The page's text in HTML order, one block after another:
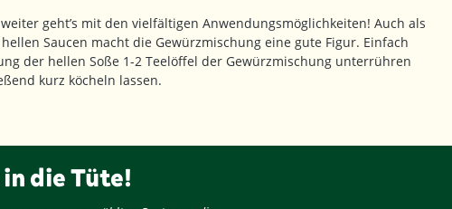
geht’s mit den vielfältigen Anwendungsmöglichkeiten! Auch als
Saucen macht die Gewürzmischung eine gute Figur. Einfach
der hellen Soße 1-2 Teelöffel der Gewürzmischung unterrühren
kurz köcheln lassen.
die Tüte!